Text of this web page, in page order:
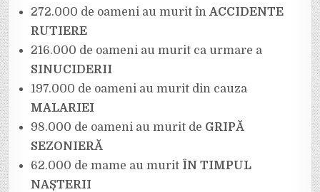
272.000 de oameni au murit înACCIDENTE
RUTIERE
216.000 de oameni au murit ca urmare a
SINUCIDERII
197.000 de oameni au murit din cauza
MALARIEI
98.000 de oameni au murit de GRIPĂ
SEZONIERĂ
62.000 de mame au murit ÎN TIMPUL
NAȘTERII